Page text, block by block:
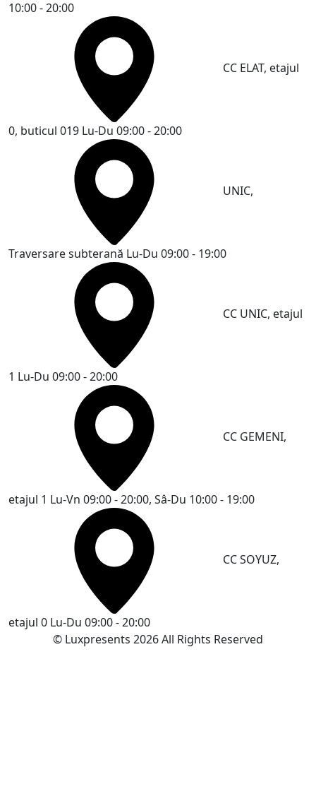
10:00 - 20:00
CC ELAT, etajul
0, buticul 019 Lu-Du 09:00 - 20:00
UNIC,
Traversare subterană Lu-Du 09:00 - 19:00
CC UNIC, etajul
1 Lu-Du 09:00 - 20:00
CC GEMENI,
etajul 1 Lu-Vn 09:00 - 20:00, Sâ-Du 10:00 - 19:00
CC SOYUZ,
etajul 0 Lu-Du 09:00 - 20:00
© Luxpresents 2026 All Rights Reserved